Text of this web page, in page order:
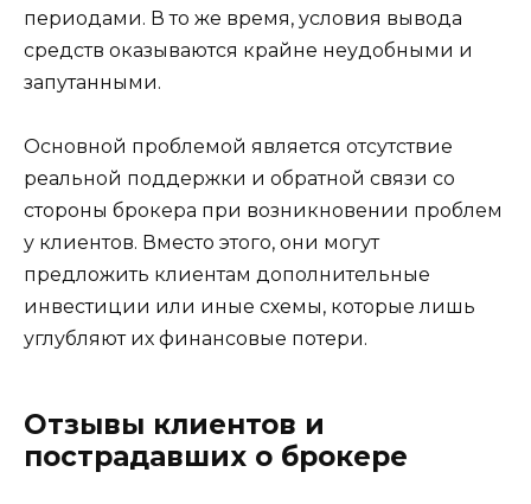
периодами. В то же время, условия вывода
средств оказываются крайне неудобными и
запутанными.
Основной проблемой является отсутствие
реальной поддержки и обратной связи со
стороны брокера при возникновении проблем
у клиентов. Вместо этого, они могут
предложить клиентам дополнительные
инвестиции или иные схемы, которые лишь
углубляют их финансовые потери.
Отзывы клиентов и
пострадавших о брокере